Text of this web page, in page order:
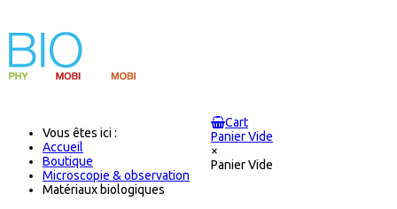
Cart
Panier Vide
×
Panier Vide
Vous êtes ici :
Accueil
Boutique
Microscopie & observation
Matériaux biologiques